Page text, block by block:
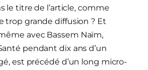
le titre de l’article, comme
trop grande diffusion ? Et
avec Bassem Naïm,
pendant dix ans d’un
est précédé d’un long micro-